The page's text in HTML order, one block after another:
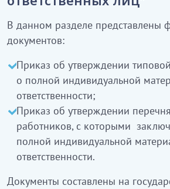
В данном разделе
документов:
Приказ об утверждении
о полной индивидуальной
ответственности;
Приказ об утверждении
работников, с которыми
полной индивидуальной
ответственности.
Документы составлены на